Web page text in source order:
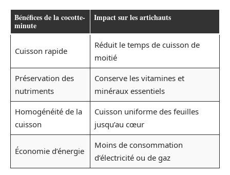
Bénéfices de la cocotte-
minute
Impact sur les artichauts
Cuisson rapide
Réduit le temps de cuisson de
moitié
Préservation des
nutriments
Conserve les vitamines et
minéraux essentiels
Homogénéité de la
cuisson
Cuisson uniforme des feuilles
jusqu’au cœur
Économie d’énergie
Moins de consommation
d’électricité ou de gaz